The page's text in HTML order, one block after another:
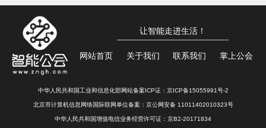
让智能走进生活！
网站首页 关于我们 联系我们 掌上公会
中华人民共和国工业和信息化部网站备案ICP证： 京ICP备15055991号-2
北京市计算机信息网络国际联网单位备案： 京公网安备 11011402010323号
中华人民共和国增值电信业务经营许可证：京B2-20171834